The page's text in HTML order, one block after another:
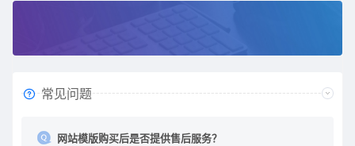
常见问题
网站模版购买后是否提供售后服务？